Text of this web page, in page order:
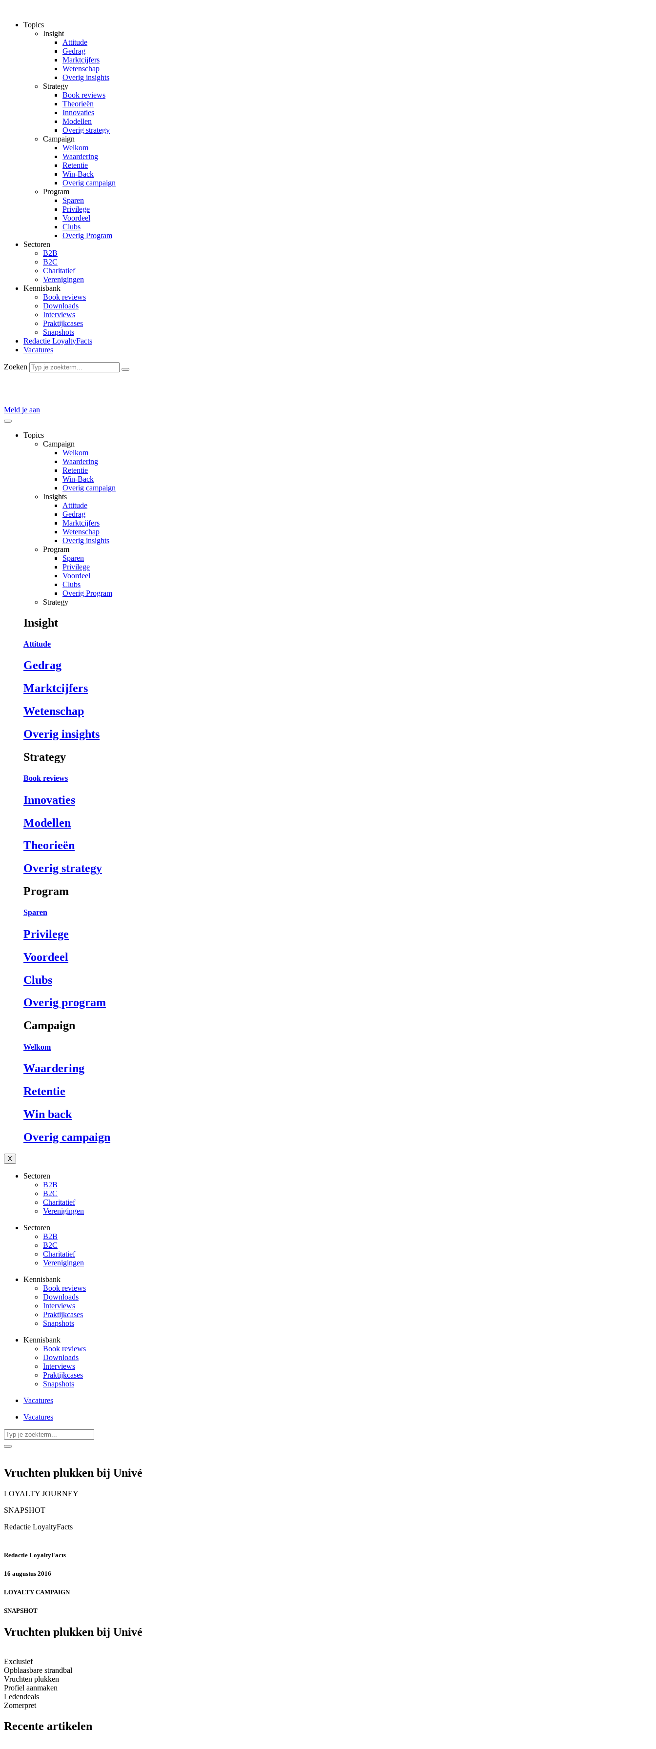
Topics
Insight
Attitude
Gedrag
Marktcijfers
Wetenschap
Overig insights
Strategy
Book reviews
Theorieën
Innovaties
Modellen
Overig strategy
Campaign
Welkom
Waardering
Retentie
Win-Back
Overig campaign
Program
Sparen
Privilege
Voordeel
Clubs
Overig Program
Sectoren
B2B
B2C
Charitatief
Verenigingen
Kennisbank
Book reviews
Downloads
Interviews
Praktijkcases
Snapshots
Redactie LoyaltyFacts
Vacatures
Zoeken
Meld je aan
Topics
Campaign
Welkom
Waardering
Retentie
Win-Back
Overig campaign
Insights
Attitude
Gedrag
Marktcijfers
Wetenschap
Overig insights
Program
Sparen
Privilege
Voordeel
Clubs
Overig Program
Strategy
Insight
Attitude
Gedrag
Marktcijfers
Wetenschap
Overig insights
Strategy
Book reviews
Innovaties
Modellen
Theorieën
Overig strategy
Program
Sparen
Privilege
Voordeel
Clubs
Overig program
Campaign
Welkom
Waardering
Retentie
Win back
Overig campaign
X
Sectoren
B2B
B2C
Charitatief
Verenigingen
Sectoren
B2B
B2C
Charitatief
Verenigingen
Kennisbank
Book reviews
Downloads
Interviews
Praktijkcases
Snapshots
Kennisbank
Book reviews
Downloads
Interviews
Praktijkcases
Snapshots
Vacatures
Vacatures
Search
...
Vruchten plukken bij Univé
LOYALTY JOURNEY
SNAPSHOT
Redactie LoyaltyFacts
Redactie LoyaltyFacts
16 augustus 2016
LOYALTY CAMPAIGN
SNAPSHOT
Vruchten plukken bij Univé
Exclusief
Opblaasbare strandbal
Vruchten plukken
Profiel aanmaken
Ledendeals
Zomerpret
Recente artikelen